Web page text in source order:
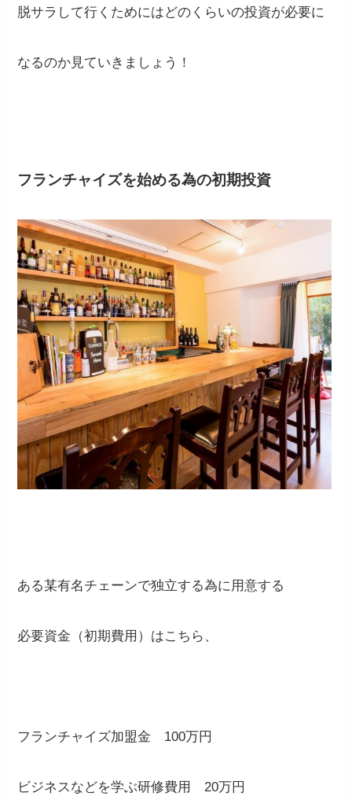
脱サラして行くためにはどのくらいの投資が必要に
なるのか見ていきましょう！
フランチャイズを始める為の初期投資
ある某有名チェーンで独立する為に用意する
必要資金（初期費用）はこちら、
フランチャイズ加盟金 100万円
ビジネスなどを学ぶ研修費用 20万円